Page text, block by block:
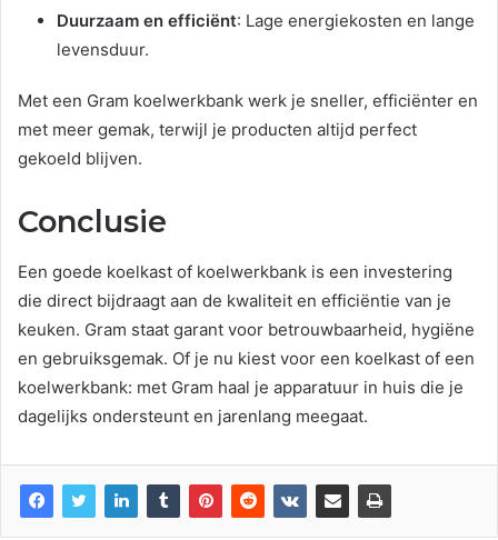
Duurzaam en efficiënt: Lage energiekosten en lange
levensduur.
Met een Gram koelwerkbank werk je sneller, efficiënter en
met meer gemak, terwijl je producten altijd perfect
gekoeld blijven.
Conclusie
Een goede koelkast of koelwerkbank is een investering
die direct bijdraagt aan de kwaliteit en efficiëntie van je
keuken. Gram staat garant voor betrouwbaarheid, hygiëne
en gebruiksgemak. Of je nu kiest voor een koelkast of een
koelwerkbank: met Gram haal je apparatuur in huis die je
dagelijks ondersteunt en jarenlang meegaat.